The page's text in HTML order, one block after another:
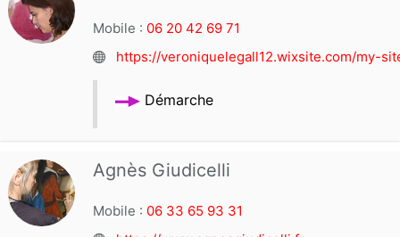
Mobile : 06 20 42 69 71
https://veroniquelegall12.wixsite.com/my-
Démarche
Agnès Giudicelli
Mobile : 06 33 65 93 31